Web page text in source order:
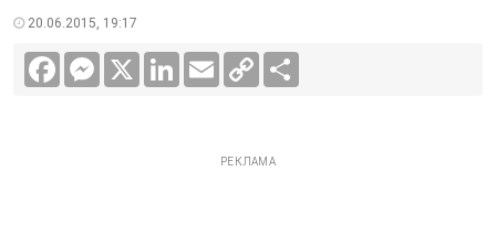
20.06.2015, 19:17
FacebookMessenger LinkedInEmail
Copy
Link
РЕКЛАМА